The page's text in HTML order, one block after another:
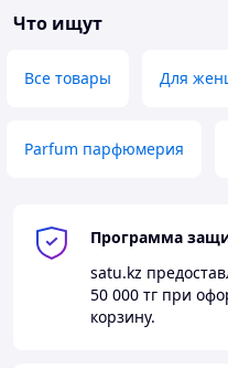
Что ищут
Все товары Для
Parfum парфюмерия
Программа
satu.kz
50 000 тг при
корзину.